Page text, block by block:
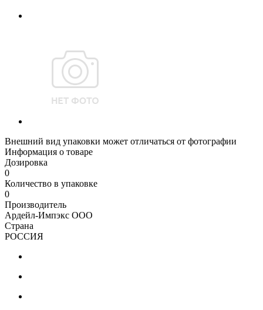
Внешний вид упаковки может отличаться от фотографии
Информация о товаре
Дозировка
0
Количество в упаковке
0
Производитель
Ардейл-Импэкс ООО
Страна
РОССИЯ